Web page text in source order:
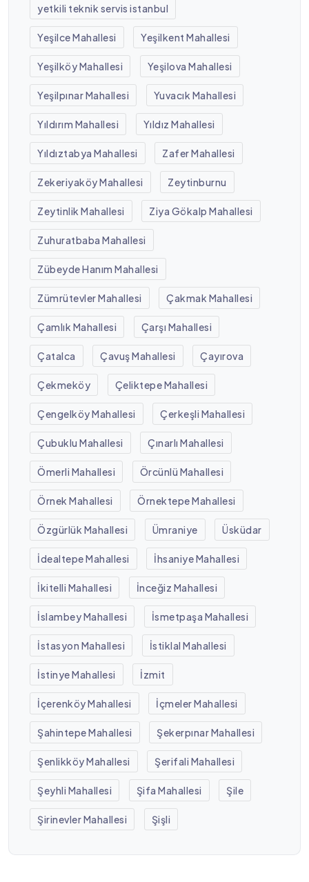
yetkili teknik servis istanbul
Yeşilce Mahallesi Yeşilkent Mahallesi
Yeşilköy Mahallesi Yeşilova Mahallesi
Yeşilpınar Mahallesi Yuvacık Mahallesi
Yıldırım Mahallesi Yıldız Mahallesi
Yıldıztabya Mahallesi Zafer Mahallesi
Zekeriyaköy Mahallesi Zeytinburnu
Zeytinlik Mahallesi Ziya Gökalp Mahallesi
Zuhuratbaba Mahallesi
Zübeyde Hanım Mahallesi
Zümrütevler Mahallesi Çakmak Mahallesi
Çamlık Mahallesi Çarşı Mahallesi
Çatalca Çavuş Mahallesi Çayırova
Çekmeköy Çeliktepe Mahallesi
Çengelköy Mahallesi Çerkeşli Mahallesi
Çubuklu Mahallesi Çınarlı Mahallesi
Ömerli Mahallesi Örcünlü Mahallesi
Örnek Mahallesi Örnektepe Mahallesi
Özgürlük Mahallesi Ümraniye Üsküdar
İdealtepe Mahallesi İhsaniye Mahallesi
İkitelli Mahallesi İnceğiz Mahallesi
İslambey Mahallesi İsmetpaşa Mahallesi
İstasyon Mahallesi İstiklal Mahallesi
İstinye Mahallesi İzmit
İçerenköy Mahallesi İçmeler Mahallesi
Şahintepe Mahallesi Şekerpınar Mahallesi
Şenlikköy Mahallesi Şerifali Mahallesi
Şeyhli Mahallesi Şifa Mahallesi Şile
Şirinevler Mahallesi Şişli